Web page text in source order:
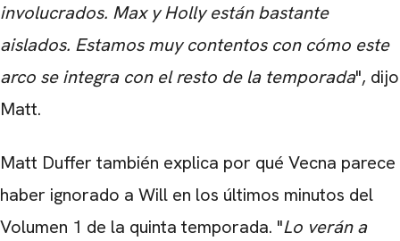
involucrados. Max y Holly están bastante
aislados. Estamos muy contentos con cómo este
arco se integra con el resto de la temporada", dijo
Matt.
Matt Duffer también explica por qué Vecna ​​parece
haber ignorado a Will en los últimos minutos del
Volumen 1 de la quinta temporada. "Lo verán a